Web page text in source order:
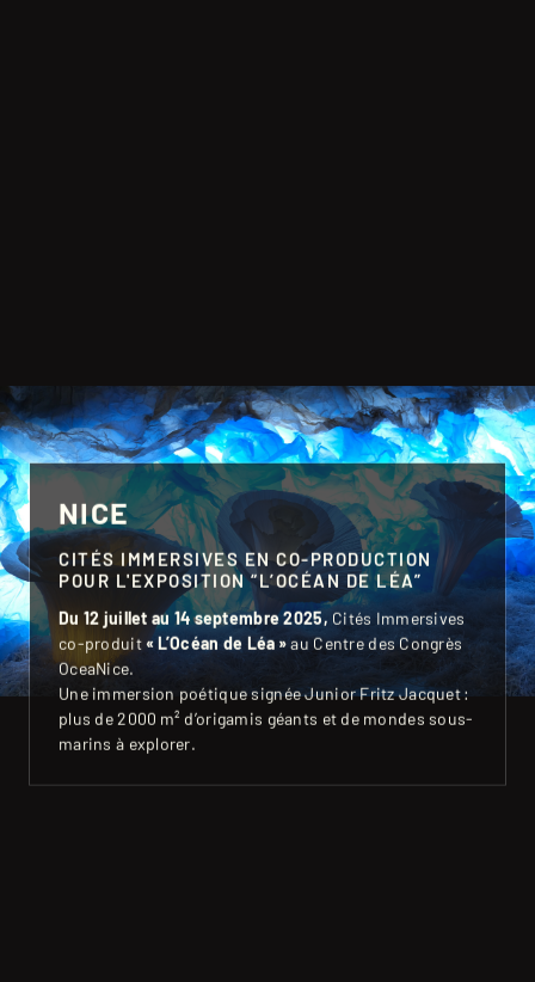
NICE
CITÉS IMMERSIVES EN CO-PRODUCTION
POUR L'EXPOSITION “L’OCÉAN DE LÉA”
Du 12 juillet au 14 septembre 2025, Cités Immersives
co-produit« L’Océan de Léa »au Centre des Congrès
OceaNice.
Une immersion poétique signée Junior Fritz Jacquet :
plus de 2000 m² d’origamis géants et de mondes sous-
marins à explorer.